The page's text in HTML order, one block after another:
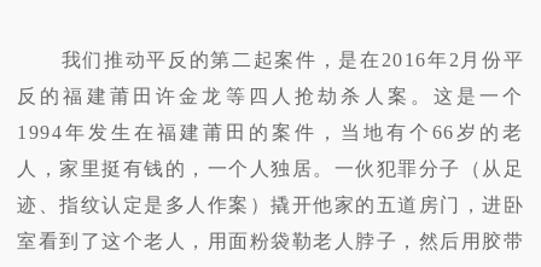
我们推动平反的第二起案件，是在2016年2月份平
反的福建莆田许金龙等四人抢劫杀人案。这是一个
1994年发生在福建莆田的案件，当地有个66岁的老
人，家里挺有钱的，一个人独居。一伙犯罪分子（从足
迹、指纹认定是多人作案）撬开他家的五道房门，进卧
室看到了这个老人，用面粉袋勒老人脖子，然后用胶带